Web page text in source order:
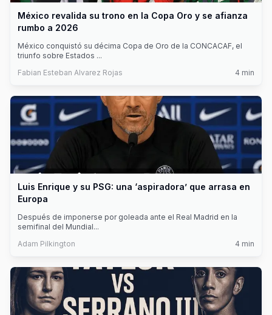
México revalida su trono en la Copa Oro y se afianza
rumbo a 2026
México conquistó su décima Copa de Oro de la CONCACAF, el
triunfo sobre Estados ...
Fabian Esteban Alvarez Rojas
4 min
Luis Enrique y su PSG: una ‘aspiradora’ que arrasa en
Europa
Después de imponerse por goleada ante el Real Madrid en la
semifinal del Mundial...
Adam Pilkington
4 min